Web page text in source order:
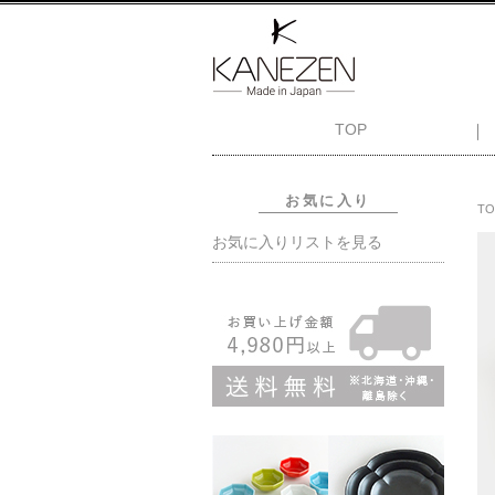
TOP
お気に入り
お気に入りリストを見る